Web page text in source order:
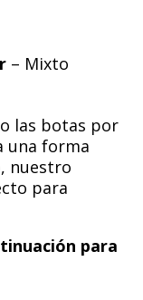
– Mixto
las botas por
una forma
nuestro
para
para